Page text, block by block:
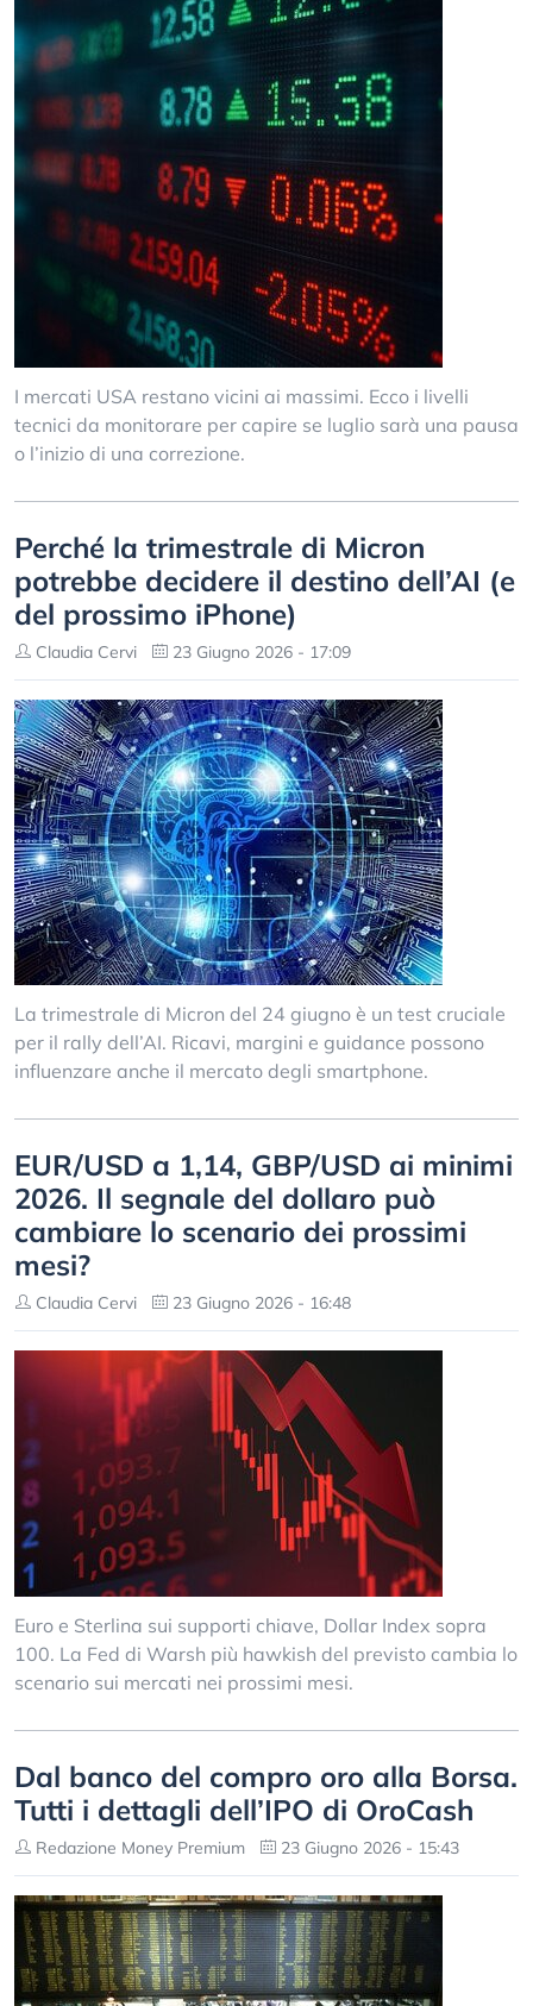
I mercati USA restano vicini ai massimi. Ecco i livelli
tecnici da monitorare per capire se luglio sarà una pausa
o l’inizio di una correzione.
Perché la trimestrale di Micron
potrebbe decidere il destino dell’AI (e
del prossimo iPhone)
Claudia Cervi 23 Giugno 2026 - 17:09
La trimestrale di Micron del 24 giugno è un test cruciale
per il rally dell’AI. Ricavi, margini e guidance possono
influenzare anche il mercato degli smartphone.
EUR/USD a 1,14, GBP/USD ai minimi
2026. Il segnale del dollaro può
cambiare lo scenario dei prossimi
mesi?
Claudia Cervi 23 Giugno 2026 - 16:48
Euro e Sterlina sui supporti chiave, Dollar Index sopra
100. La Fed di Warsh più hawkish del previsto cambia lo
scenario sui mercati nei prossimi mesi.
Dal banco del compro oro alla Borsa.
Tutti i dettagli dell’IPO di OroCash
Redazione Money Premium 23 Giugno 2026 - 15:43